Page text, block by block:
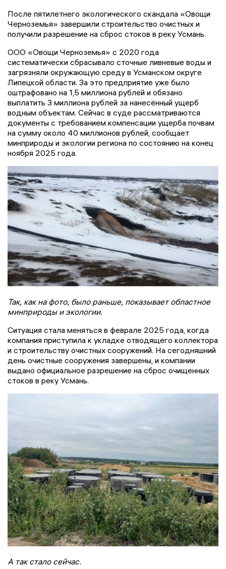
После пятилетнего экологического скандала «Овощи
Черноземья» завершили строительство очистных и
получили разрешение на сброс стоков в реку Усмань.
ООО «Овощи Черноземья» с 2020 года
систематически сбрасывало сточные ливневые воды и
загрязняли окружающую среду в Усманском округе
Липецкой области. За это предприятие уже было
оштрафовано на 1,5 миллиона рублей и обязано
выплатить 3 миллиона рублей за нанесённый ущерб
водным объектам. Сейчас в суде рассматриваются
документы с требованием компенсации ущерба почвам
на сумму около 40 миллионов рублей, сообщает
минприроды и экологии региона по состоянию на конец
ноября 2025 года.
Так, как на фото, было раньше, показывает областное
минприроды и экологии.
Ситуация стала меняться в феврале 2025 года, когда
компания приступила к укладке отводящего коллектора
и строительству очистных сооружений. На сегодняшний
день очистные сооружения завершены, и компании
выдано официальное разрешение на сброс очищенных
стоков в реку Усмань.
А так стало сейчас.